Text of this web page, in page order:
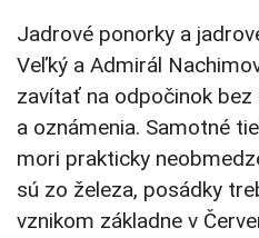
Jadrové ponorky a
Veľký a Admirál
zavítať na odpočinok
a oznámenia. Samotné
mori prakticky
sú zo železa, posádky
vznikom základne v